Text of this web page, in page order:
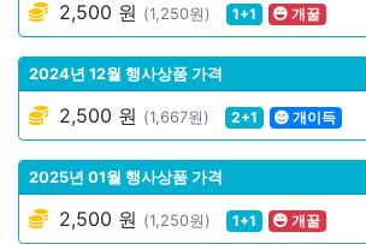
2,500 원 (1,250원) 1+1 개꿀
2024년 12월 행사상품 가격
2,500 원 (1,667원) 2+1 개이득
2025년 01월 행사상품 가격
2,500 원 (1,250원) 1+1 개꿀